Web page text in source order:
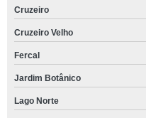
Cruzeiro
Cruzeiro Velho
Fercal
Jardim Botânico
Lago Norte